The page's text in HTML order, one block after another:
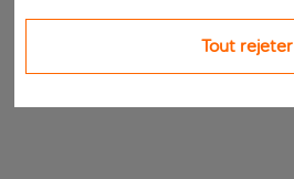
Tout rejeter